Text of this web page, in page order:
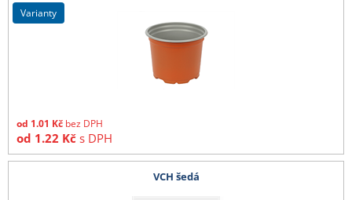
od 1.01 Kč bez DPH
od 1.22 Kč s DPH
varianty
VCH šedá